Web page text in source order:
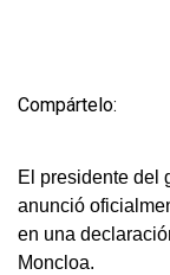
Compártelo:
El presidente del
anunció
en una
Moncloa.